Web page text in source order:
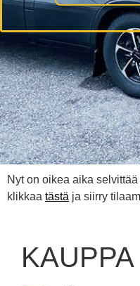
Nyt on oikea aika
klikkaa tästä ja siirry
KAUPPA